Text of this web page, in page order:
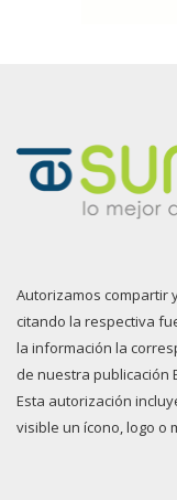
Autorizamos compartir
citando la respectiva
la información la
de nuestra publicación
Esta autorización
visible un ícono, logo o